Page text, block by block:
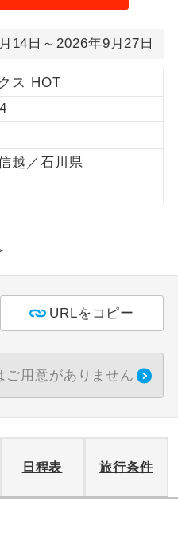
14日～2026年9月27日
ス HOT
越／石川県
URLをコピー
ご用意がありません
日程表 旅行条件
用でも追加料金がかからない
ご参加いただけるコースで
たり年齢に制限があるコース
でバス席を2席利⽤できま